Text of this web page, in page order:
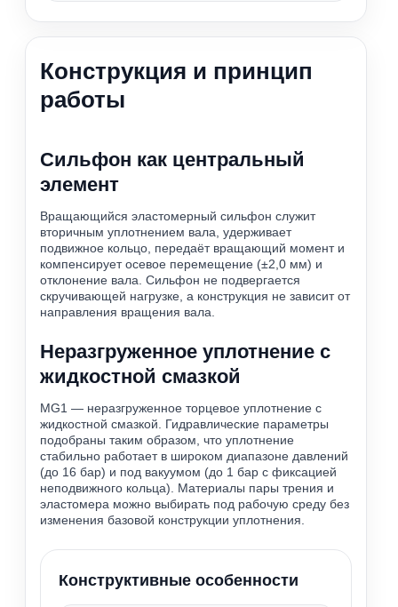
Конструкция и принцип
работы
Сильфон как центральный
элемент
Вращающийся эластомерный сильфон служит
вторичным уплотнением вала, удерживает
подвижное кольцо, передаёт вращающий момент и
компенсирует осевое перемещение (±2,0 мм) и
отклонение вала. Сильфон не подвергается
скручивающей нагрузке, а конструкция не зависит от
направления вращения вала.
Неразгруженное уплотнение с
жидкостной смазкой
MG1 — неразгруженное торцевое уплотнение с
жидкостной смазкой. Гидравлические параметры
подобраны таким образом, что уплотнение
стабильно работает в широком диапазоне давлений
(до 16 бар) и под вакуумом (до 1 бар с фиксацией
неподвижного кольца). Материалы пары трения и
эластомера можно выбирать под рабочую среду без
изменения базовой конструкции уплотнения.
Конструктивные особенности